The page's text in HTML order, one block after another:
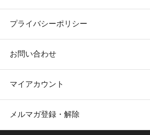
プライバシーポリシー
お問い合わせ
マイアカウント
メルマガ登録・解除